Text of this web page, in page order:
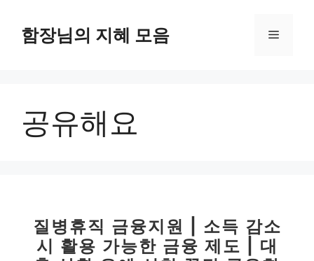
함장님의 지혜 모음 메
공유해요
질병휴직 금융지원 | 소득 감소
시 활용 가능한 금융 제도 | 대